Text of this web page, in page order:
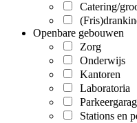
Catering/
Openbare gebouwen
Zorg
Onderwijs
Kantoren
Laboratoria
Stations en